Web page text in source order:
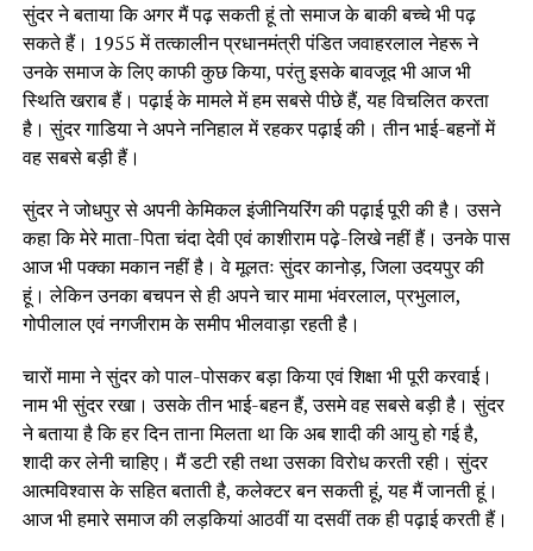
सुंदर ने बताया कि अगर मैं पढ़ सकती हूं तो समाज के बाकी बच्चे भी पढ़
सकते हैं। 1955 में तत्कालीन प्रधानमंत्री पंडित जवाहरलाल नेहरू ने
उनके समाज के लिए काफी कुछ किया, परंतु इसके बावजूद भी आज भी
स्थिति खराब हैं। पढ़ाई के मामले में हम सबसे पीछे हैं, यह विचलित करता
है। सुंदर गाडिया ने अपने ननिहाल में रहकर पढ़ाई की। तीन भाई-बहनों में
वह सबसे बड़ी हैं।
सुंदर ने जोधपुर से अपनी केमिकल इंजीनियरिंग की पढ़ाई पूरी की है। उसने
कहा कि मेरे माता-पिता चंदा देवी एवं काशीराम पढ़े-लिखे नहीं हैं। उनके पास
आज भी पक्का मकान नहीं है। वे मूलतः सुंदर कानोड़, जिला उदयपुर की
हूं। लेकिन उनका बचपन से ही अपने चार मामा भंवरलाल, प्रभुलाल,
गोपीलाल एवं नगजीराम के समीप भीलवाड़ा रहती है।
चारों मामा ने सुंदर को पाल-पोसकर बड़ा किया एवं शिक्षा भी पूरी करवाई।
नाम भी सुंदर रखा। उसके तीन भाई-बहन हैं, उसमे वह सबसे बड़ी है। सुंदर
ने बताया है कि हर दिन ताना मिलता था कि अब शादी की आयु हो गई है,
शादी कर लेनी चाहिए। मैं डटी रही तथा उसका विरोध करती रही। सुंदर
आत्मविश्वास के सहित बताती है, कलेक्टर बन सकती हूं, यह मैं जानती हूं।
आज भी हमारे समाज की लड़कियां आठवीं या दसवीं तक ही पढ़ाई करती हैं।